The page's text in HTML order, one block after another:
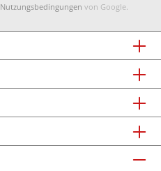
Nutzungsbedingungen von Google.